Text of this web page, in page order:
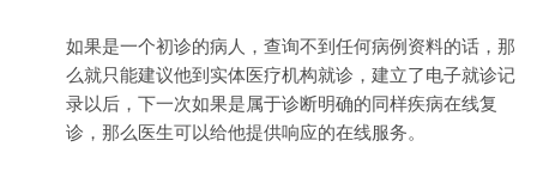
如果是一个初诊的病人，查询不到任何病例资料的话，那
么就只能建议他到实体医疗机构就诊，建立了电子就诊记
录以后，下一次如果是属于诊断明确的同样疾病在线复
诊，那么医生可以给他提供响应的在线服务。